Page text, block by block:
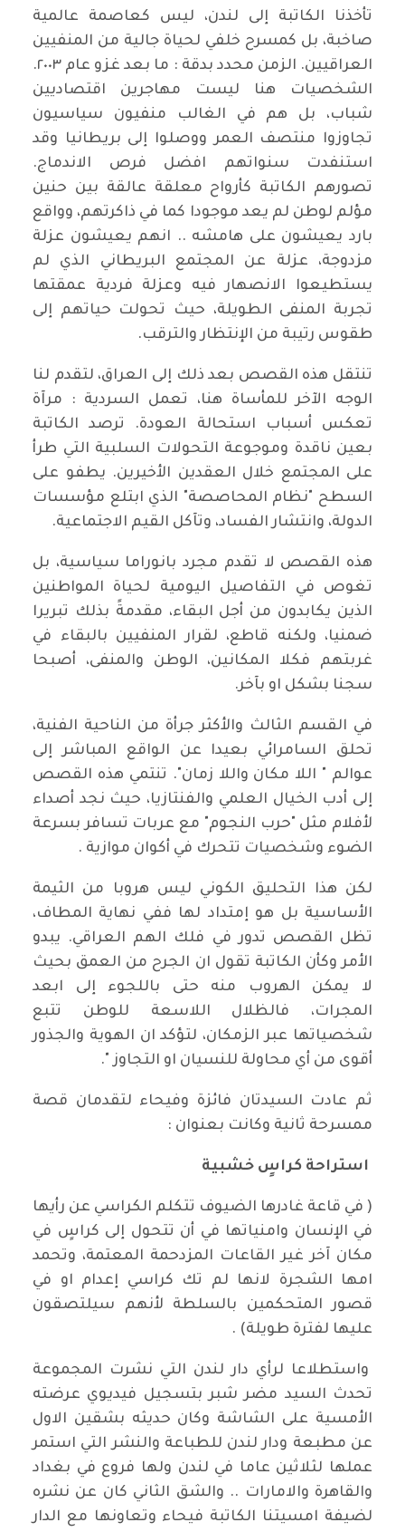
تأخذنا الكاتبة إلى لندن، ليس كعاصمة عالمية
صاخبة، بل كمسرح خلفي لحياة جالية من المنفيين
العراقيين. الزمن محدد بدقة : ما بعد غزو عام ٢٠٠٣.
الشخصيات هنا ليست مهاجرين اقتصاديين
شباب، بل هم في الغالب منفيون سياسيون
تجاوزوا منتصف العمر ووصلوا إلى بريطانيا وقد
استنفدت سنواتهم افضل فرص الاندماج.
تصورهم الكاتبة كأرواح معلقة عالقة بين حنين
مؤلم لوطن لم يعد موجودا كما في ذاكرتهم، وواقع
بارد يعيشون على هامشه .. انهم يعيشون عزلة
مزدوجة، عزلة عن المجتمع البريطاني الذي لم
يستطيعوا الانصهار فيه وعزلة فردية عمقتها
تجربة المنفى الطويلة، حيث تحولت حياتهم إلى
طقوس رتيبة من الإنتظار والترقب.
تنتقل هذه القصص بعد ذلك إلى العراق، لتقدم لنا
الوجه الآخر للمأساة هنا، تعمل السردية : مرآة
تعكس أسباب استحالة العودة. ترصد الكاتبة
بعين ناقدة وموجوعة التحولات السلبية التي طرأ
على المجتمع خلال العقدين الأخيرين. يطفو على
السطح "نظام المحاصصة" الذي ابتلع مؤسسات
الدولة، وانتشار الفساد، وتآكل القيم الاجتماعية.
هذه القصص لا تقدم مجرد بانوراما سياسية، بل
تغوص في التفاصيل اليومية لحياة المواطنين
الذين يكابدون من أجل البقاء، مقدمةً بذلك تبريرا
ضمنيا، ولكنه قاطع، لقرار المنفيين بالبقاء في
غربتهم فكلا المكانين، الوطن والمنفى، أصبحا
سجنا بشكل او بآخر.
في القسم الثالث والأكثر جرأة من الناحية الفنية،
تحلق السامرائي بعيدا عن الواقع المباشر إلى
عوالم " اللا مكان واللا زمان". تنتمي هذه القصص
إلى أدب الخيال العلمي والفنتازيا، حيث نجد أصداء
لأفلام مثل "حرب النجوم" مع عربات تسافر بسرعة
الضوء وشخصيات تتحرك في أكوان موازية .
لكن هذا التحليق الكوني ليس هروبا من الثيمة
الأساسية بل هو إمتداد لها ففي نهاية المطاف،
تظل القصص تدور في فلك الهم العراقي. يبدو
الأمر وكأن الكاتبة تقول ان الجرح من العمق بحيث
لا يمكن الهروب منه حتى باللجوء إلى ابعد
المجرات، فالظلال اللاسعة للوطن تتبع
شخصياتها عبر الزمكان، لتؤكد ان الهوية والجذور
أقوى من أي محاولة للنسيان او التجاوز ".
ثم عادت السيدتان فائزة وفيحاء لتقدمان قصة
ممسرحة ثانية وكانت بعنوان :⁠
⁠⁠استراحة كراسٍ خشبية
( في قاعة غادرها الضيوف تتكلم الكراسي عن رأيها
في الإنسان وامنياتها في أن تتحول إلى كراسٍ في
مكان آخر غير القاعات المزدحمة المعتمة، وتحمد
امها الشجرة لانها لم تك كراسي إعدام او في
قصور المتحكمين بالسلطة لأنهم سيلتصقون
عليها لفترة طويلة) .
واستطلاعا لرأي دار لندن التي نشرت المجموعة
تحدث السيد مضر شبر بتسجيل فيديوي عرضته
الأمسية على الشاشة وكان حديثه بشقين الاول
عن مطبعة ودار لندن للطباعة والنشر التي استمر
عملها لثلاثين عاما في لندن ولها فروع في بغداد
والقاهرة والامارات .. والشق الثاني كان عن نشره
لضيفة امسيتنا الكاتبة فيحاء وتعاونها مع الدار